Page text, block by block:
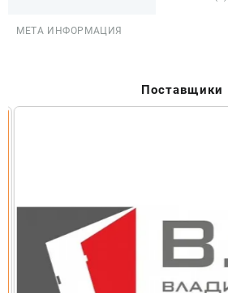
МЕТА ИНФОРМАЦИЯ
Поставщики